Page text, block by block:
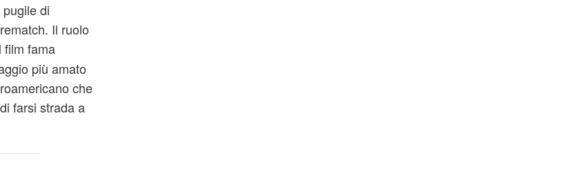
di
Il ruolo
fama
più amato
che
farsi strada a